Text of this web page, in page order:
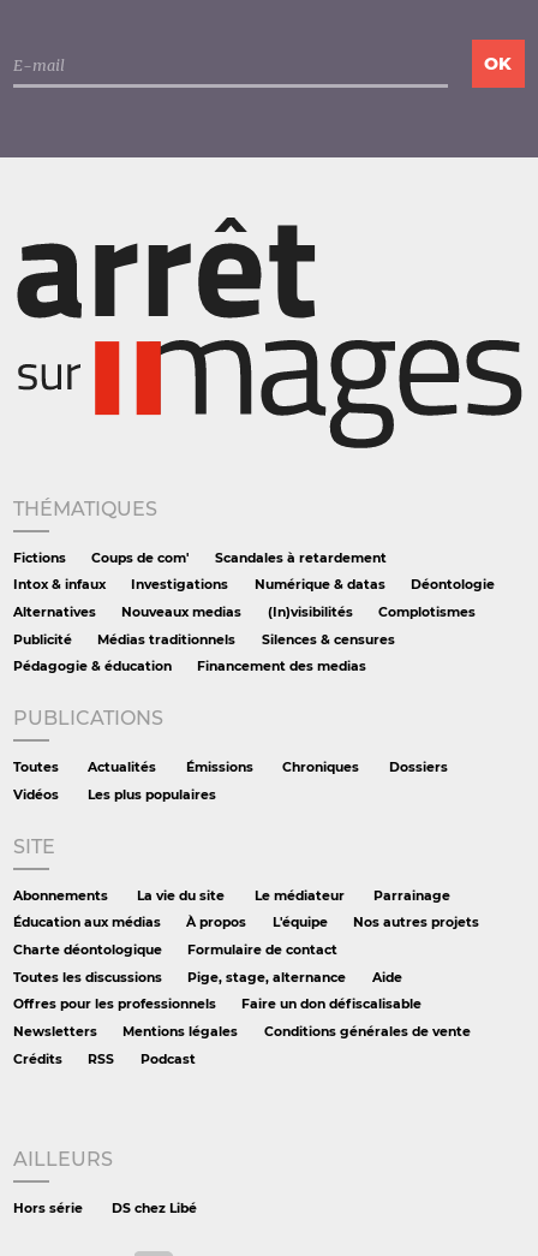
THÉMATIQUES
Fictions Coups de com'
Scandales à retardement
Intox & infaux
Investigations Numérique & datas
Déontologie
Alternatives
Nouveaux medias (In)visibilités
Complotismes
Publicité
Médias traditionnels
Silences & censures
Pédagogie & éducation
Financement des medias
PUBLICATIONS
Toutes Actualités Émissions Chroniques
Dossiers
Vidéos
Les plus populaires
SITE
Abonnements La vie du site Le médiateur
Parrainage
Éducation aux médias
À propos L'équipe
Nos autres projets
Charte déontologique
Formulaire de contact
Toutes les discussions
Pige, stage, alternance
Aide
Offres pour les professionnels
Faire un don défiscalisable
Newsletters
Mentions légales
Conditions générales de vente
Crédits
RSS Podcast
AILLEURS
Hors série DS chez Libé